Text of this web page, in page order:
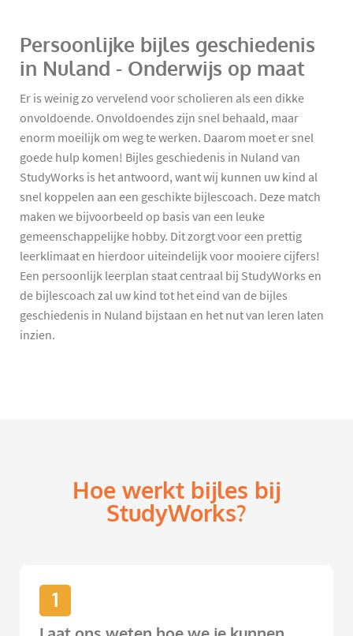
Persoonlijke bijles geschiedenis
in Nuland - Onderwijs op maat
Er is weinig zo vervelend voor scholieren als een dikke
onvoldoende. Onvoldoendes zijn snel behaald, maar
enorm moeilijk om weg te werken. Daarom moet er snel
goede hulp komen! Bijles geschiedenis in Nuland van
StudyWorks is het antwoord, want wij kunnen uw kind al
snel koppelen aan een geschikte bijlescoach. Deze match
maken we bijvoorbeeld op basis van een leuke
gemeenschappelijke hobby. Dit zorgt voor een prettig
leerklimaat en hierdoor uiteindelijk voor mooiere cijfers!
Een persoonlijk leerplan staat centraal bij StudyWorks en
de bijlescoach zal uw kind tot het eind van de bijles
geschiedenis in Nuland bijstaan en het nut van leren laten
inzien.
Hoe werkt bijles bij
StudyWorks?
1